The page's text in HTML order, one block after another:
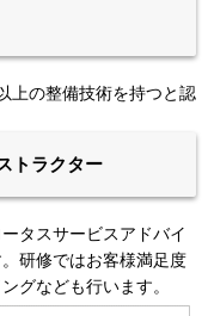
上の整備技術を持つと認
トラクター
タスサービスアドバイ
研修ではお客様満足度
グなども行います。